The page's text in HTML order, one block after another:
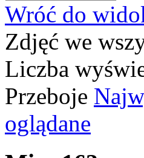
Wróć do
Zdjęć we
Liczba
Przeboje
oglądane